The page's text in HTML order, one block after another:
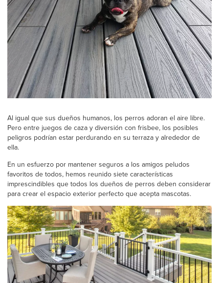
Al igual que sus dueños humanos, los perros adoran el aire libre.
Pero entre juegos de caza y diversión con frisbee, los posibles
peligros podrían estar perdurando en su terraza y alrededor de
ella.
En un esfuerzo por mantener seguros a los amigos peludos
favoritos de todos, hemos reunido siete características
imprescindibles que todos los dueños de perros deben considerar
para crear el espacio exterior perfecto que acepta mascotas.